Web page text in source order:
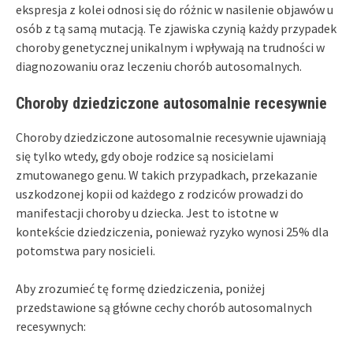
ekspresja z kolei odnosi się do różnic w nasilenie objawów u
osób z tą samą mutacją. Te zjawiska czynią każdy przypadek
choroby genetycznej unikalnym i wpływają na trudności w
diagnozowaniu oraz leczeniu chorób autosomalnych.
Choroby dziedziczone autosomalnie recesywnie
Choroby dziedziczone autosomalnie recesywnie ujawniają
się tylko wtedy, gdy oboje rodzice są nosicielami
zmutowanego genu. W takich przypadkach, przekazanie
uszkodzonej kopii od każdego z rodziców prowadzi do
manifestacji choroby u dziecka. Jest to istotne w
kontekście dziedziczenia, ponieważ ryzyko wynosi 25% dla
potomstwa pary nosicieli.
Aby zrozumieć tę formę dziedziczenia, poniżej
przedstawione są główne cechy chorób autosomalnych
recesywnych: